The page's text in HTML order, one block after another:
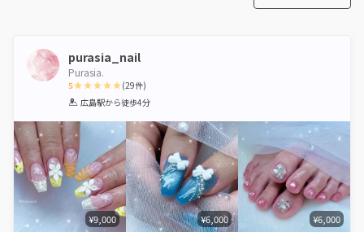
purasia_nail
Purasia.
5
1 2 3 4 5
(29件)
広島駅から徒歩4分
¥9,000 ¥6,000 ¥6,000